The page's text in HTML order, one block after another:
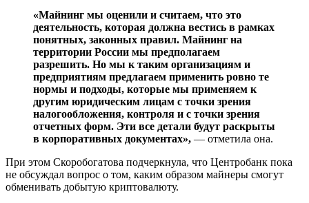
«Майнинг мы оценили и считаем, что это
деятельность, которая должна вестись в рамках
понятных, законных правил. Майнинг на
территории России мы предполагаем
разрешить. Но мы к таким организациям и
предприятиям предлагаем применить ровно те
нормы и подходы, которые мы применяем к
другим юридическим лицам с точки зрения
налогообложения, контроля и с точки зрения
отчетных форм. Эти все детали будут раскрыты
в корпоративных документах», — отметила она.
При этом Скоробогатова подчеркнула, что Центробанк пока
не обсуждал вопрос о том, каким образом майнеры смогут
обменивать добытую криптовалюту.